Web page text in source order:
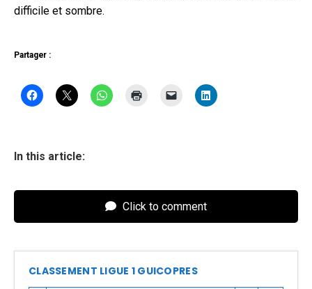
difficile et sombre.
Partager :
In this article:
Click to comment
CLASSEMENT LIGUE 1 GUICOPRES